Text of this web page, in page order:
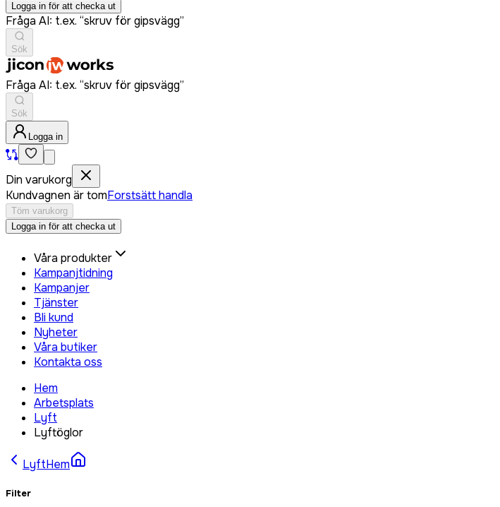
Logga in för att checka ut
Fråga AI: t.ex. “skruv för gipsvägg”
Sök
Fråga AI: t.ex. “skruv för gipsvägg”
Sök
Logga in
Din varukorg
Kundvagnen är tomForstsätt handla
Töm varukorg
Logga in för att checka ut
Våra produkter
Kampanjtidning
Kampanjer
Tjänster
Bli kund
Nyheter
Våra butiker
Kontakta oss
Hem
Arbetsplats
Lyft
Lyftöglor
LyftHem
Filter